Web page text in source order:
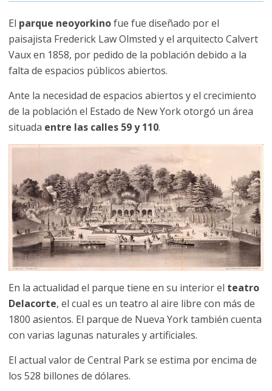
El parque neoyorkinofue fue diseñado por el
paisajista Frederick Law Olmsted y el arquitecto Calvert
Vaux en 1858, por pedido de la población debido a la
falta de espacios públicos abiertos.
Ante la necesidad de espacios abiertos y el crecimiento
de la población el Estado de New York otorgó un área
situada entre las calles 59 y 110.
En la actualidad el parque tiene en su interior el teatro
Delacorte, el cual es un teatro al aire libre con más de
1800 asientos. El parque de Nueva York también cuenta
con varias lagunas naturales y artificiales.
El actual valor de Central Park se estima por encima de
los 528 billones de dólares.